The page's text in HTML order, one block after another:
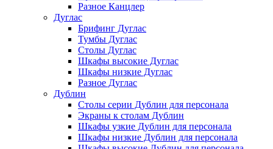
Разное Канцлер
Дуглас
Брифинг Дуглас
Тумбы Дуглас
Столы Дуглас
Шкафы высокие Дуглас
Шкафы низкие Дуглас
Разное Дуглас
Дублин
Столы серии Дублин для персонала
Экраны к столам Дублин
Шкафы узкие Дублин для персонала
Шкафы низкие Дублин для персонала